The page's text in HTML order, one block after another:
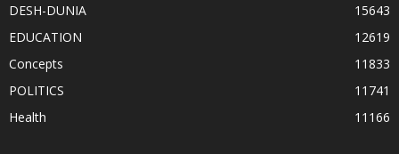
DESH-DUNIA
15643
EDUCATION
12619
Concepts
11833
POLITICS
11741
Health
11166